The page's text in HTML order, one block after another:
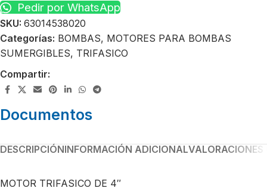
Pedir por WhatsApp
SKU: 63014538020
Categorías: BOMBAS, MOTORES PARA BOMBAS
SUMERGIBLES, TRIFASICO
Compartir:
Documentos
DESCRIPCIÓNINFORMACIÓN ADICIONAL
MOTOR TRIFASICO DE 4″